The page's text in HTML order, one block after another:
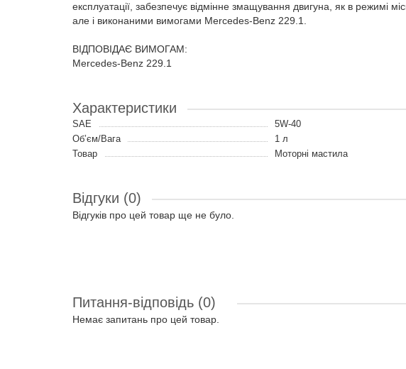
експлуатації, забезпечує відмінне змащування двигуна, як в режимі
але і виконаними вимогами Mercedes-Benz 229.1.
ВІДПОВІДАЄ ВИМОГАМ:
Mercedes-Benz 229.1
Характеристики
SAE
5W-40
Об’єм/Вага
1 л
Товар
Моторні мастила
Відгуки (0)
Відгуків про цей товар ще не було.
Питання-відповідь (0)
Немає запитань про цей товар.